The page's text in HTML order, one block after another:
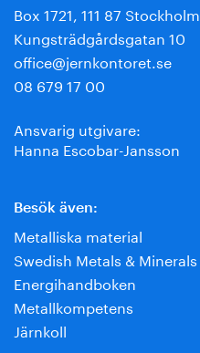
Box 1721, 111 87 Stockholm
Kungsträdgårdsgatan 10
office@jernkontoret.se
08 679 17 00
Ansvarig utgivare:
Hanna Escobar-Jansson
Besök även:
Metalliska material
Swedish Metals & Minerals
Energihandboken
Metallkompetens
Järnkoll